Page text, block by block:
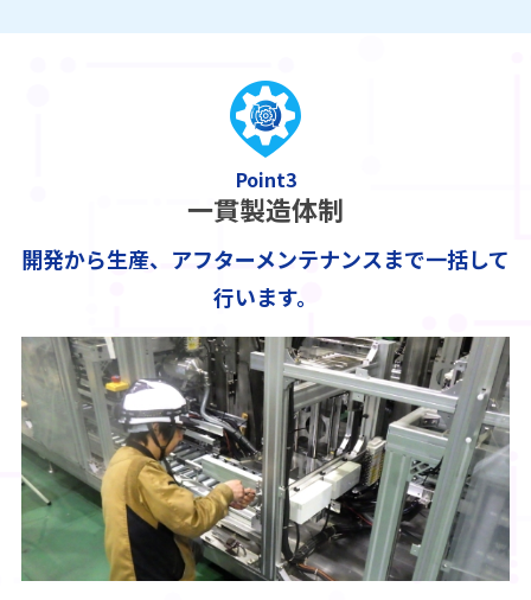
Point3
一貫製造体制
開発から生産、アフターメンテナンスまで一括して
行います。